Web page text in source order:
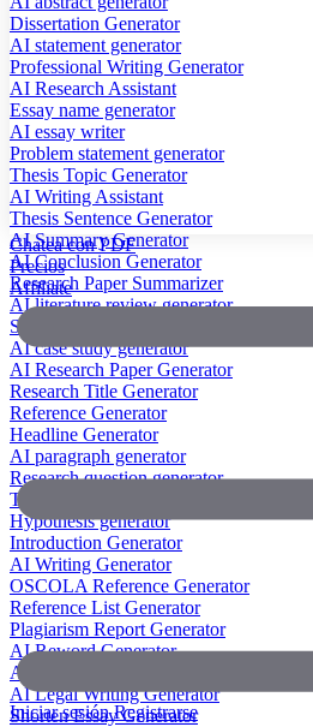
Dissertation Generator
AI statement generator
Professional Writing Generator
AI Research Assistant
Essay name generator
AI essay writer
Problem statement generator
Thesis Topic Generator
AI Writing Assistant
Thesis Sentence Generator
AI Summary Generator
AI Conclusion Generator
Research Paper Summarizer
AI literature review generator
Scientific Paper Summarizer
AI case study generator
AI Research Paper Generator
Research Title Generator
Reference Generator
Headline Generator
AI paragraph generator
Research question generator
Thesis paragraph generator
Hypothesis generator
Introduction Generator
AI Writing Generator
OSCOLA Reference Generator
Reference List Generator
Plagiarism Report Generator
AI Reword Generator
AI Bullet Point Generator
AI Legal Writing Generator
Shorten Essay Generator
Chatea con PDF
Precios
Affiliate
Iniciar sesiónRegistrarse